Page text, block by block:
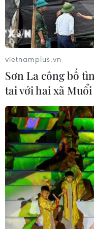
Bỉ tìm ra hướng đi
ung thư gan di căn
07/08/2026 04:05
Nga thoái vốn nhà
Quốc tế
07/08/2026 00:22
Nga thông
cứ ngầm của
06/08/2026 16:21
vietnamplus.vn
Sơn La công bố
tai với hai xã